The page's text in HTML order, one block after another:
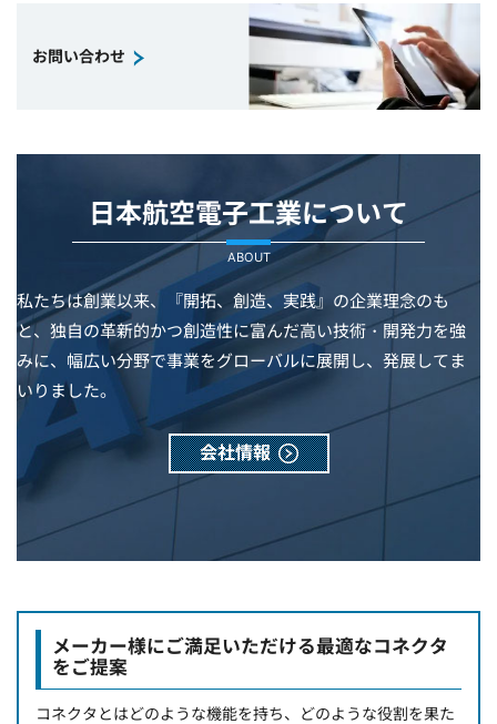
お問い合わせ
日本航空電子工業について
ABOUT
私たちは創業以来、『開拓、創造、実践』の企業理念のも
と、独自の革新的かつ創造性に富んだ高い技術・開発力を強
みに、幅広い分野で事業をグローバルに展開し、発展してま
いりました。
会社情報
メーカー様にご満足いただける最適なコネクタ
をご提案
コネクタとはどのような機能を持ち、どのような役割を果た